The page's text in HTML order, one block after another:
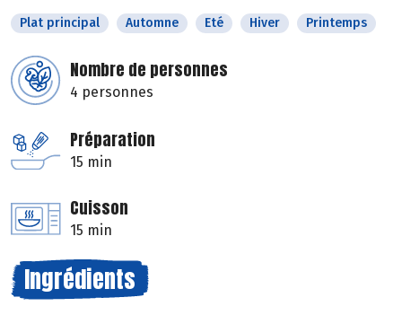
Plat principal Automne Eté Hiver Printemps
Nombre de personnes
4 personnes
Préparation
15 min
Cuisson
15 min
Ingrédients